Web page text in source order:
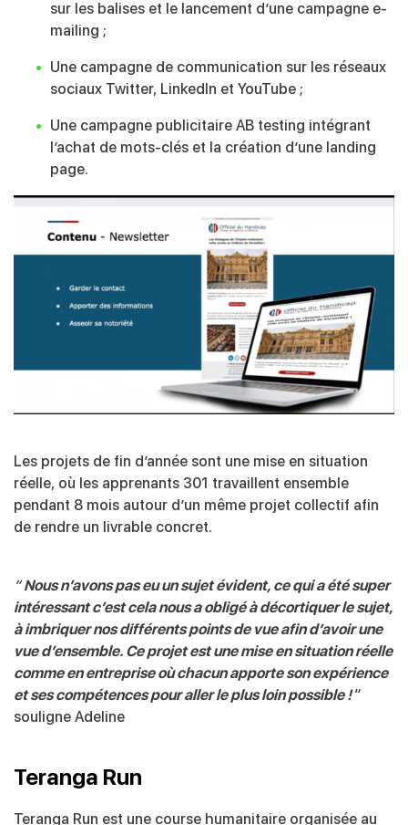
sur les balises et le lancement d’une campagne e-
mailing ;
Une campagne de communication sur les réseaux
sociaux Twitter, LinkedIn et YouTube ;
Une campagne publicitaire AB testing intégrant
l’achat de mots-clés et la création d’une landing
page.
Les projets de fin d’année sont une mise en situation
réelle, où les apprenants 301 travaillent ensemble
pendant 8 mois autour d’un même projet collectif afin
de rendre un livrable concret.
“Nous n’avons pas eu un sujet évident, ce qui a été super
intéressant c’est cela nous a obligé à décortiquer le sujet,
à imbriquer nos différents points de vue afin d’avoir une
vue d’ensemble. Ce projet est une mise en situation réelle
comme en entreprise où chacun apporte son expérience
et ses compétences pour aller le plus loin possible !“
souligne Adeline
Teranga Run
Teranga Run est une course humanitaire organisée au